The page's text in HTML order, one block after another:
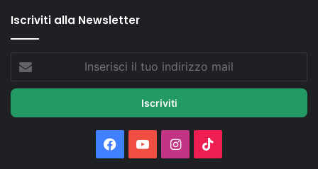
Iscriviti alla Newsletter
tuo
mail
Facebook
You Instagram